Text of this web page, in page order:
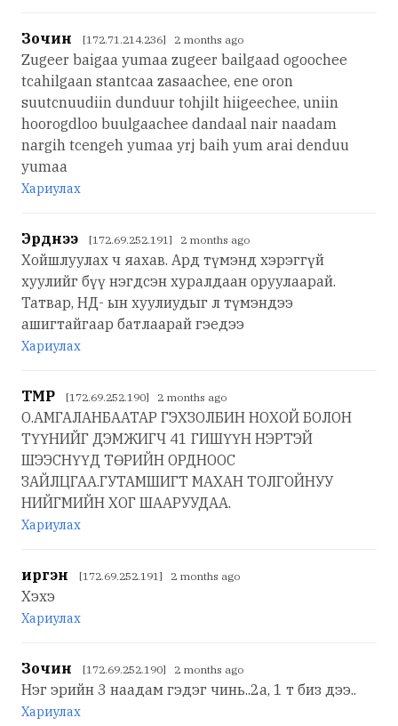
Зочин [172.71.214.236] 2 months ago
Zugeer baigaa yumaa zugeer bailgaad ogoochee
tcahilgaan stantcaa zasaachee, ene oron
suutcnuudiin dunduur tohjilt hiigeechee, uniin
hoorogdloo buulgaachee dandaal nair naadam
nargih tcengeh yumaa yrj baih yum arai denduu
yumaa
Хариулах
Эрднээ [172.69.252.191] 2 months ago
Хойшлуулах ч яахав. Ард түмэнд хэрэггүй
хуулийг бүү нэгдсэн хуралдаан оруулаарай.
Татвар, НД- ын хуулиудыг л түмэндээ
ашигтайгаар батлаарай гэедээ
Хариулах
ТӨМӨР [172.69.252.190] 2 months ago
О.АМГАЛАНБААТАР ГЭХЗОЛБИН НОХОЙ БОЛОН
ТҮҮНИЙГ ДЭМЖИГЧ 41 ГИШҮҮН НЭРТЭЙ
ШЭЭСНҮҮД ТӨРИЙН ОРДНООС
ЗАЙЛЦГАА.ГУТАМШИГТ МАХАН ТОЛГОЙНУУ
НИЙГМИЙН ХОГ ШААРУУДАА.
Хариулах
иргэн [172.69.252.191] 2 months ago
Хэхэ
Хариулах
Зочин [172.69.252.190] 2 months ago
Нэг эрийн 3 наадам гэдэг чинь..2а, 1 т биз дээ..
Хариулах